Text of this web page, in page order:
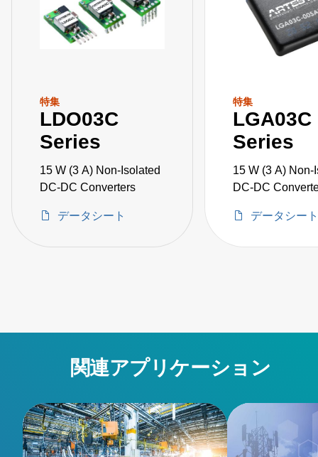
特集
LDO03C
Series
15 W (3 A) Non-Isolated
DC-DC Converters
データシート
特集
LGA03C
Series
15 W (3 A) Non-
DC-DC
データシート
関連アプリケーション